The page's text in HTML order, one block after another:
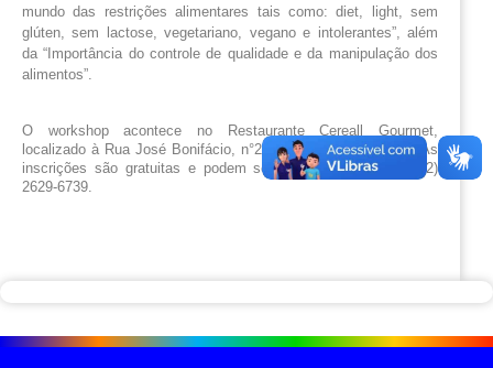
mundo das restrições alimentares tais como: diet, light, sem
glúten, sem lactose, vegetariano, vegano e intolerantes”, além
da “Importância do controle de qualidade e da manipulação dos
alimentos”.
O workshop acontece no Restaurante Cereall Gourmet,
localizado à Rua José Bonifácio, n°28 – Centro – Cabo Frio. As
inscrições são gratuitas e podem ser feitas por telefone: (22)
2629-6739.